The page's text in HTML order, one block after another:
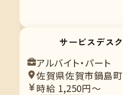
サービスデス
アルバイト・パート
佐賀県佐賀市鍋島
時給 1,250円～